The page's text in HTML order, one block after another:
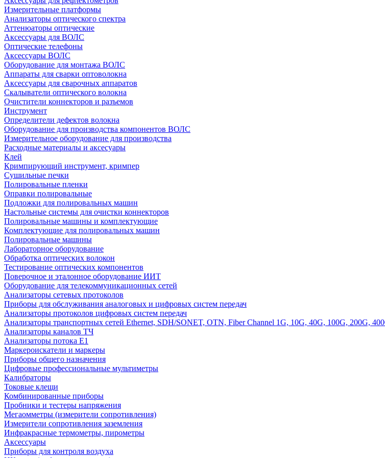
Измерительные платформы
Анализаторы оптического спектра
Аттенюаторы оптические
Аксессуары для ВОЛС
Оптические телефоны
Аксессуары ВОЛС
Оборудование для монтажа ВОЛС
Аппараты для сварки оптоволокна
Аксессуары для сварочных аппаратов
Скалыватели оптического волокна
Очистители коннекторов и разъемов
Инструмент
Определители дефектов волокна
Оборудование для производства компонентов ВОЛС
Измерительное оборудование для производства
Расходные материалы и аксесуары
Клей
Кримпирующий инструмент, кримпер
Сушильные печки
Полировальные пленки
Оправки полировальные
Подложки для полировальных машин
Настольные системы для очистки коннекторов
Полировальные машины и комплектующие
Комплектующие для полировальных машин
Полировальные машины
Лабораторное оборудование
Обработка оптических волокон
Тестирование оптических компонентов
Поверочное и эталонное оборудование ИИТ
Оборудование для телекоммуникационных сетей
Анализаторы сетевых протоколов
Приборы для обслуживания аналоговых и цифровых систем передач
Анализаторы протоколов цифровых систем передач
Анализаторы транспортных сетей Ethernet, SDH/SONET, OTN, Fiber Channel 1G, 10G, 40G, 100G, 200G,
Анализаторы каналов ТЧ
Анализаторы потока Е1
Маркероискатели и маркеры
Приборы общего назначения
Цифровые профессиональные мультиметры
Калибраторы
Токовые клещи
Комбинированные приборы
Пробники и тестеры напряжения
Мегаомметры (измерители сопротивления)
Измерители сопротивления заземления
Инфракрасные термометры, пирометры
Аксессуары
Приборы для контроля воздуха